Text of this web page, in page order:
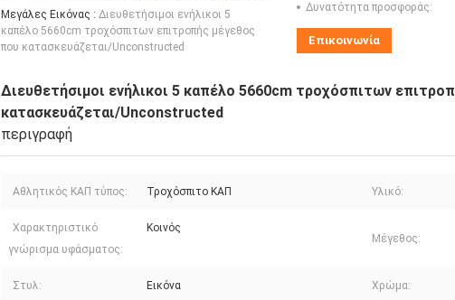
Μεγάλες Εικόνας : Διευθετήσιμοι ενήλικοι 5
καπέλο 5660cm τροχόσπιτων επιτροπής μέγεθος
που κατασκευάζεται/Unconstructed
Δυνατότητα προσφοράς:
Επικοινωνία
Διευθετήσιμοι ενήλικοι 5 καπέλο 5660cm τροχόσπιτων
κατασκευάζεται/Unconstructed
περιγραφή
Αθλητικός ΚΑΠ τύπος: Τροχόσπιτο ΚΑΠ Υλικό:
Χαρακτηριστικό
γνώρισμα υφάσματος:
Κοινός
Μέγεθος:
Στυλ: Εικόνα Χρώμα: